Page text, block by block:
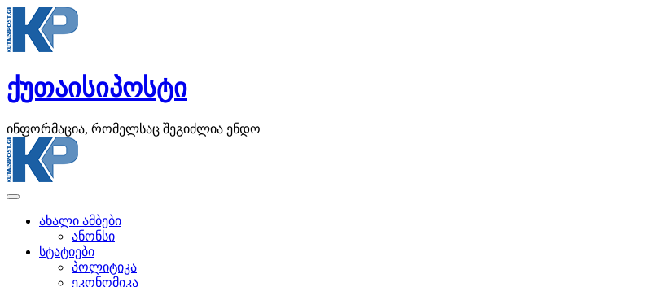
ქუთაისიპოსტი
ინფორმაცია, რომელსაც შეგიძლია ენდო
ახალი ამბები
ანონსი
სტატიები
პოლიტიკა
ეკონომიკა